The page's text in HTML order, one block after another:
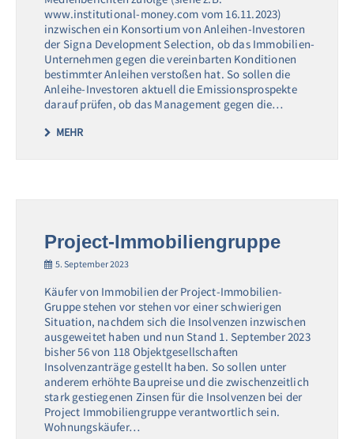
www.institutional-money.com vom 16.11.2023)
inzwischen ein Konsortium von Anleihen-Investoren
der Signa Development Selection, ob das Immobilien-
Unternehmen gegen die vereinbarten Konditionen
bestimmter Anleihen verstoßen hat. So sollen die
Anleihe-Investoren aktuell die Emissionsprospekte
darauf prüfen, ob das Management gegen die…
MEHR
Project-Immobiliengruppe
5. September 2023
Käufer von Immobilien der Project-Immobilien-
Gruppe stehen vor stehen vor einer schwierigen
Situation, nachdem sich die Insolvenzen inzwischen
ausgeweitet haben und nun Stand 1. September 2023
bisher 56 von 118 Objektgesellschaften
Insolvenzanträge gestellt haben. So sollen unter
anderem erhöhte Baupreise und die zwischenzeitlich
stark gestiegenen Zinsen für die Insolvenzen bei der
Project Immobiliengruppe verantwortlich sein.
Wohnungskäufer…